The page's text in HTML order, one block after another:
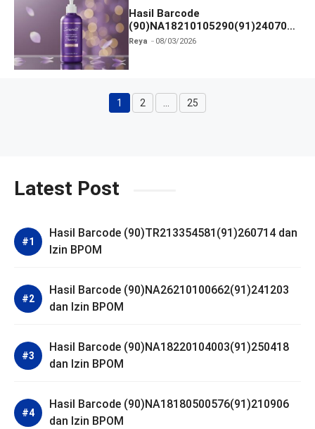
Hasil Barcode
(90)NA18210105290(91)240703
dan Izin BPOM
Reya 08/03/2026
Halaman
1 Halaman
2 … Halaman
25
Latest Post
Hasil Barcode (90)TR213354581(91)260714 dan
Izin BPOM
Hasil Barcode (90)NA26210100662(91)241203
dan Izin BPOM
Hasil Barcode (90)NA18220104003(91)250418
dan Izin BPOM
Hasil Barcode (90)NA18180500576(91)210906
dan Izin BPOM